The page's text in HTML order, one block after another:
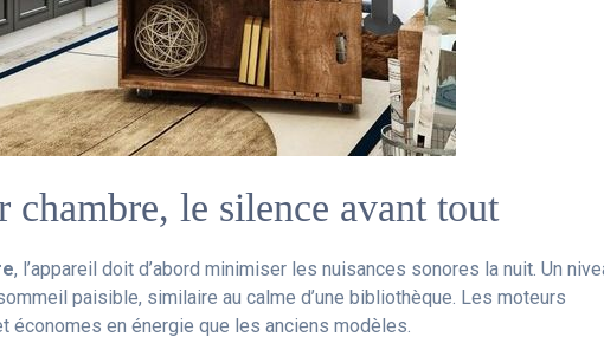
chambre, le silence avant tout
, l’appareil doit d’abord minimiser les nuisances sonores la nuit. Un
paisible, similaire au calme d’une bibliothèque. Les moteurs
en énergie que les anciens modèles.